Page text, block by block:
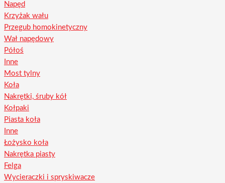
Napęd
Krzyżak wału
Przegub homokinetyczny
Wał napędowy
Półoś
Inne
Most tylny
Koła
Nakrętki, śruby kół
Kołpaki
Piasta koła
Inne
Łożysko koła
Nakrętka piasty
Felga
Wycieraczki i spryskiwacze